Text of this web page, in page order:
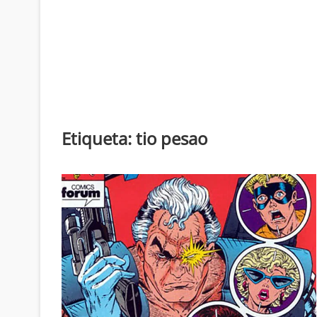
Etiqueta:tio pesao